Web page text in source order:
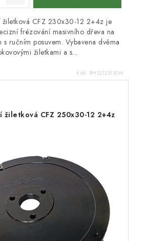
žiletková CFZ 230x30-12 2+4z je
frézování masivního dřeva na
ručním posuvem. Vybavena dvěma
žiletkami a s...
Kód: RH22123120W
žiletková CFZ 250x30-12 2+4z